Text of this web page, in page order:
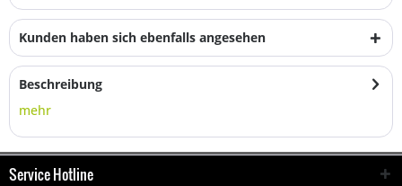
Kunden haben sich ebenfalls angesehen
Beschreibung
mehr
Service Hotline